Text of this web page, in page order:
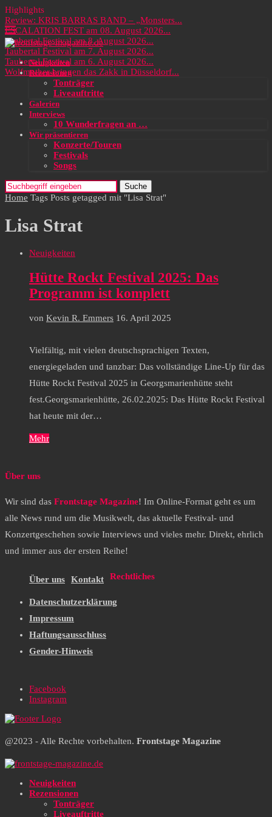
Highlights
Review: KRIS BARRAS BAND – „Monsters...
ESCALATION FEST am 08. August 2026...
Taubertal Festival am 8. August 2026...
Taubertal Festival am 7. August 2026...
Taubertal Festival am 6. August 2026...
Wolfmother bringen das Zakk in Düsseldorf...
Neuigkeiten
Rezensionen
Tonträger
Liveauftritte
Galerien
Interviews
10 Wunderfragen an …
Wir präsentieren
Konzerte/Touren
Festivals
Songs
Suche
Home Tags Posts getagged mit "Lisa Strat"
Lisa Strat
Neuigkeiten
Hütte Rockt Festival 2025: Das
Programm ist komplett
von Kevin R. Emmers 16. April 2025
Vielfältig, mit vielen deutschsprachigen Texten,
energiegeladen und tanzbar: Das vollständige Line-Up für das
Hütte Rockt Festival 2025 in Georgsmarienhütte steht
fest.Georgsmarienhütte, 26.02.2025: Das Hütte Rockt Festival
hat heute mit der…
Mehr
Über uns
Wir sind das Frontstage Magazine! Im Online-Format geht es um
alle News rund um die Musikwelt, das aktuelle Festival- und
Konzertgeschehen sowie Interviews und vieles mehr. Direkt, ehrlich
und immer aus der ersten Reihe!
Über uns Kontakt Rechtliches
Datenschutzerklärung
Impressum
Haftungsausschluss
Gender-Hinweis
Facebook
Instagram
@2023 - Alle Rechte vorbehalten. Frontstage Magazine
Neuigkeiten
Rezensionen
Tonträger
Liveauftritte